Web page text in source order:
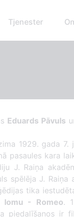
Tjenester
Eduards Pāvuls
1929. gada
pasaules kara
J. Raiņa
spēlēja J.
tika
lomu - Romeo.
piedalīšanos ir